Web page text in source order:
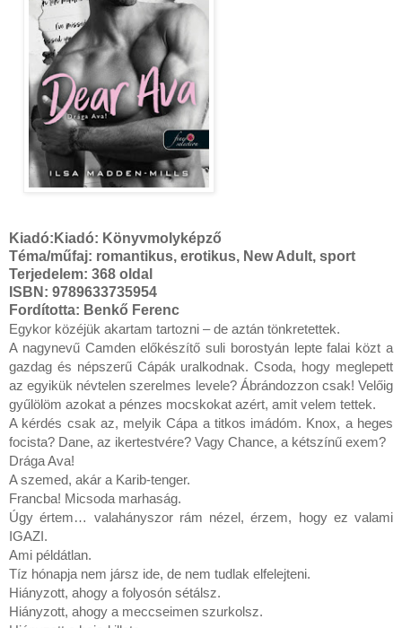
Kiadó: Kiadó: Könyvmolyképző
Téma/műfaj: romantikus, erotikus, New Adult, sport
Terjedelem: 368 oldal
ISBN: 9789633735954
Fordította: Benkő Ferenc
Egykor ​közéjük akartam tartozni – de aztán tönkretettek.
A nagynevű Camden előkészítő suli borostyán lepte falai közt a
gazdag és népszerű Cápák uralkodnak. Csoda, hogy meglepett
az egyikük névtelen szerelmes levele? Ábrándozzon csak! Velőig
gyűlölöm azokat a pénzes mocskokat azért, amit velem tettek.
A kérdés csak az, melyik Cápa a titkos imádóm. Knox, a heges
focista? Dane, az ikertestvére? Vagy Chance, a kétszínű exem?
Drága Ava!
A szemed, akár a Karib-tenger.
Francba! Micsoda marhaság.
Úgy értem… valahányszor rám nézel, érzem, hogy ez valami
IGAZI.
Ami példátlan.
Tíz hónapja nem jársz ide, de nem tudlak elfelejteni.
Hiányzott, ahogy a folyosón sétálsz.
Hiányzott, ahogy a meccseimen szurkolsz.